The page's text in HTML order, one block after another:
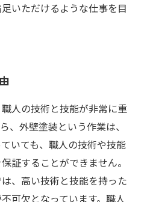
いただけるような仕事を目
人の技術と技能が非常に重
、外壁塗装という作業は、
いても、職人の技術や技能
証することができません。
、高い技術と技能を持った
可欠となっています。職人